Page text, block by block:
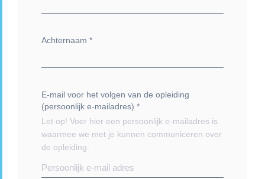
Achternaam *
E-mail voor het volgen van de opleiding
(persoonlijk e-mailadres) *
Let op! Voer hier een persoonlijk e-mailadres is
waarmee we met je kunnen communiceren over
de opleiding.